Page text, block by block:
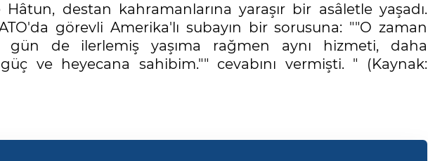
destan kahramanlarına yaraşır bir asâletle yaşadı.
görevli Amerika'lı subayın bir sorusuna: ""O zaman
gün de ilerlemiş yaşıma rağmen aynı hizmeti, daha
ve heyecana sahibim."" cevabını vermişti. " (Kaynak: